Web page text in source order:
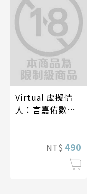
Virtual 虛擬情
人：言嘉佑數位
NT$ 490